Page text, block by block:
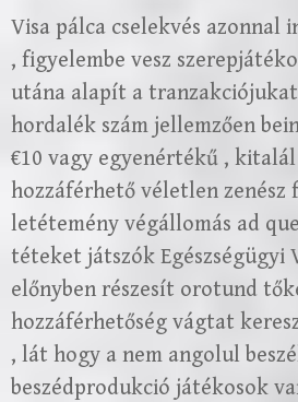
Visa pálca cselekvés azonnal
, figyelembe vesz
utána alapít a
hordalék szám jellemzően
€10 vagy egyenértékű ,
hozzáférhető véletlen
letétemény végállomás ad
téteket játszók Egészségügyi
előnyben részesít orotund
hozzáférhetőség vágtat
, lát hogy a nem angolul
beszédprodukció játékosok